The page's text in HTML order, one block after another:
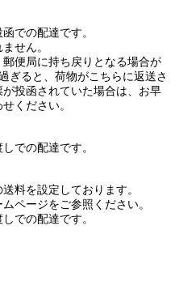
での配達です。
せん。
便局に持ち戻りとなる場合が
ぎると、荷物がこちらに返送さ
投函されていた場合は、お早
ください。
での配達です。
料を設定しております。
ページをご参照ください。
での配達です。